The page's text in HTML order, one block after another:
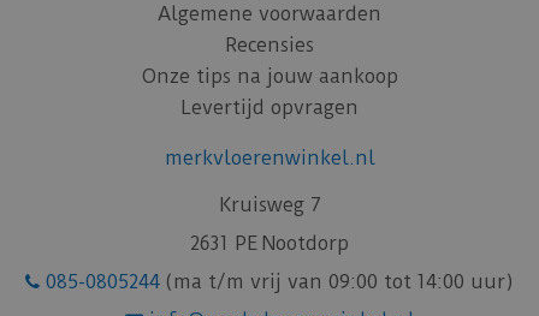
Algemene voorwaarden
Recensies
Onze tips na jouw aankoop
Levertijd opvragen
merkvloerenwinkel.nl
Kruisweg 7
2631 PE Nootdorp
085-0805244 (ma t/m vrij van 09:00 tot 14:00 uur)